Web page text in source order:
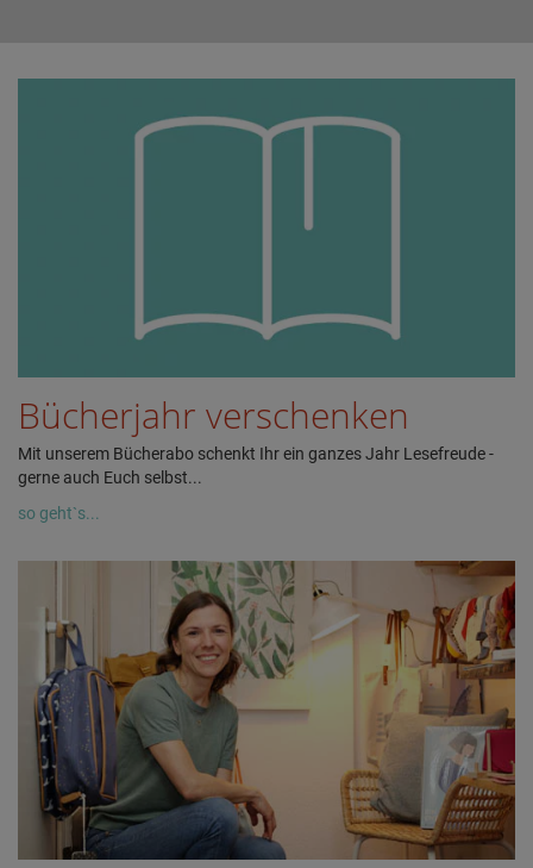
Bücherjahr verschenken
Mit unserem Bücherabo schenkt Ihr ein ganzes Jahr Lesefreude -
gerne auch Euch selbst...
so geht`s...